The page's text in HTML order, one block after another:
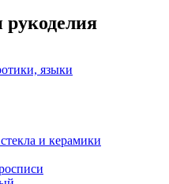
рукоделия
языки
и керамики